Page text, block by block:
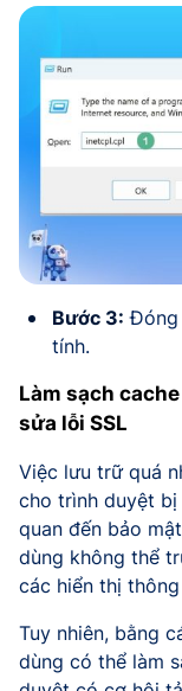
Bước 3: Đóng
tính.
Làm sạch
sửa lỗi SSL
Việc lưu trữ quá
cho trình duyệt
quan đến bảo
dùng không thể
các hiển thị
Tuy nhiên, bằng
dùng có thể làm